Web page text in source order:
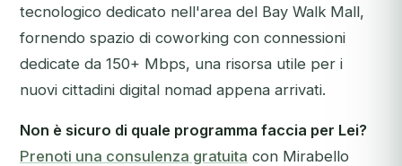
tecnologico dedicato nell'area del Bay Walk Mall,
fornendo spazio di coworking con connessioni
dedicate da 150+ Mbps, una risorsa utile per i
nuovi cittadini digital nomad appena arrivati.
Non è sicuro di quale programma faccia per Lei?
Prenoti una consulenza gratuita con Mirabello